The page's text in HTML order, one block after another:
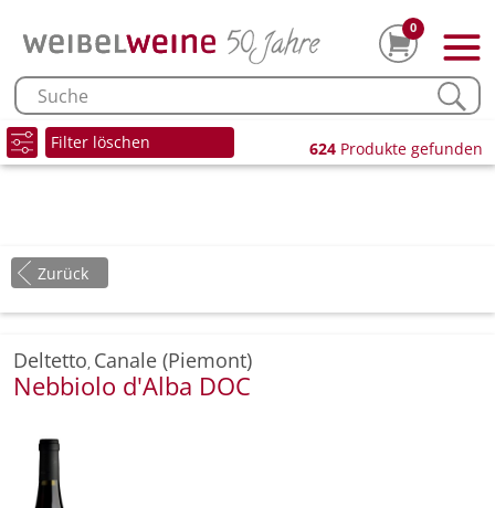
0
Filter löschen 624 Produkte gefunden
Zurück
Deltetto, Canale (Piemont)
Nebbiolo d'Alba DOC